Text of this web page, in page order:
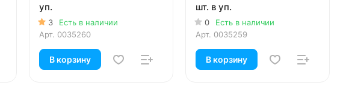
уп.
3
Есть в наличии
Арт. 0035260
В корзину
шт. в уп.
0
Есть в наличии
Арт. 0035259
В корзину